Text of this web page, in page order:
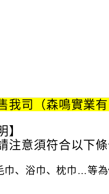
我司（森鳴實業
】
注意須符合以下
巾、浴巾、枕巾…等